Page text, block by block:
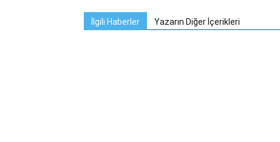
İlgili Haberler Yazarın Diğer İçerikleri